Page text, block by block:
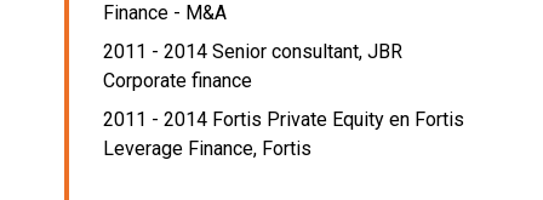
Finance - M&A
2011 - 2014 Senior consultant, JBR
Corporate finance
2011 - 2014 Fortis Private Equity en Fortis
Leverage Finance, Fortis